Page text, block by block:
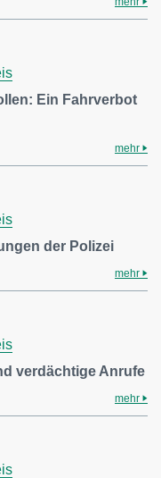
Ein Fahrverbot
mehr
der Polizei
mehr
verdächtige Anrufe
mehr